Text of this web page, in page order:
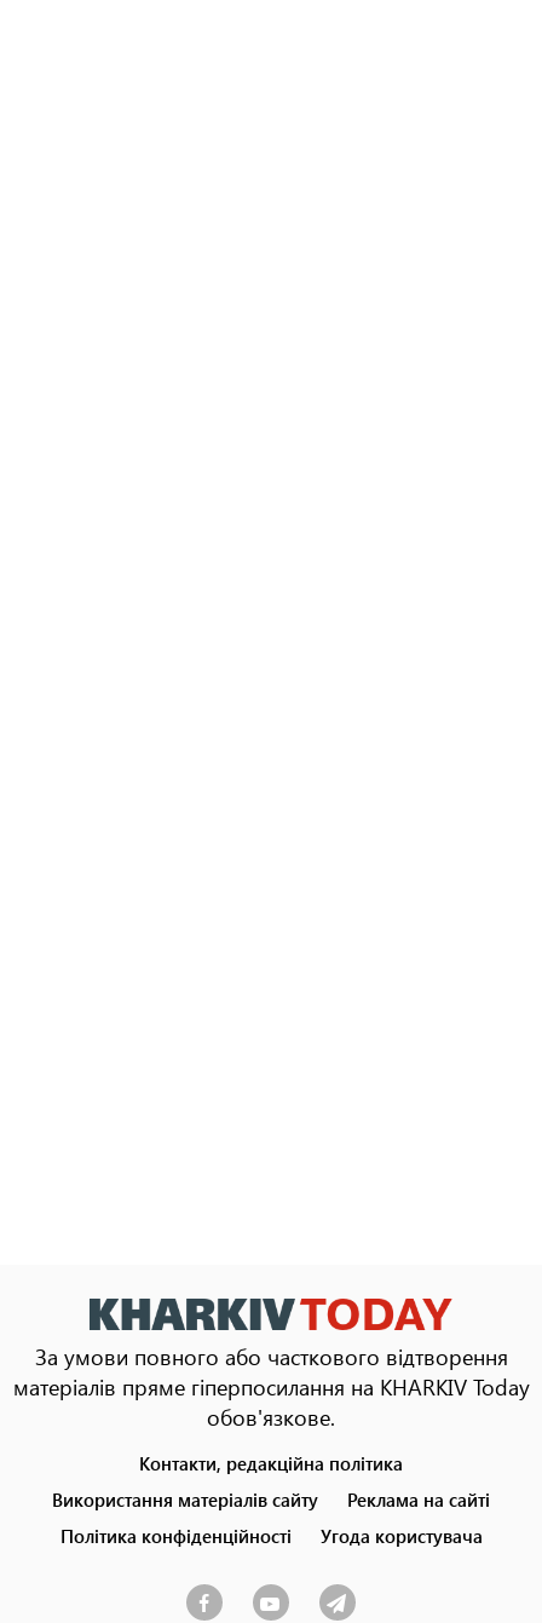
За умови повного або часткового відтворення
матеріалів пряме гіперпосилання на KHARKIV Today
обов'язкове.
menu
Контакти, редакційна політика
Використання матеріалів сайту
Реклама на сайті
Політика конфіденційності
Угода користувача